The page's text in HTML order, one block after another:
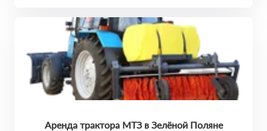
Аренда трактора МТЗ в Зелёной Поляне